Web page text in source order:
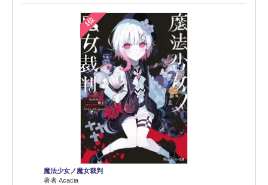
1位
魔法少女ノ魔女裁判
著者 Acacia